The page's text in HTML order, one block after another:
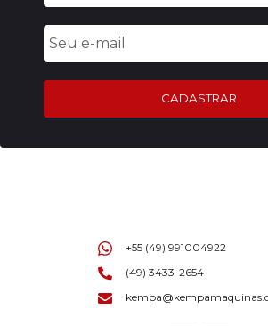
CADASTRAR
+55 (49) 991004922
(49) 3433-2654